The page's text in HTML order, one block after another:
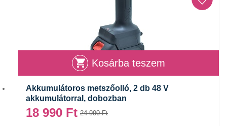
Kosárba teszem
Akkumulátoros metszőolló, 2 db 48 V
akkumulátorral, dobozban
24 990Ft
18 990 Ft